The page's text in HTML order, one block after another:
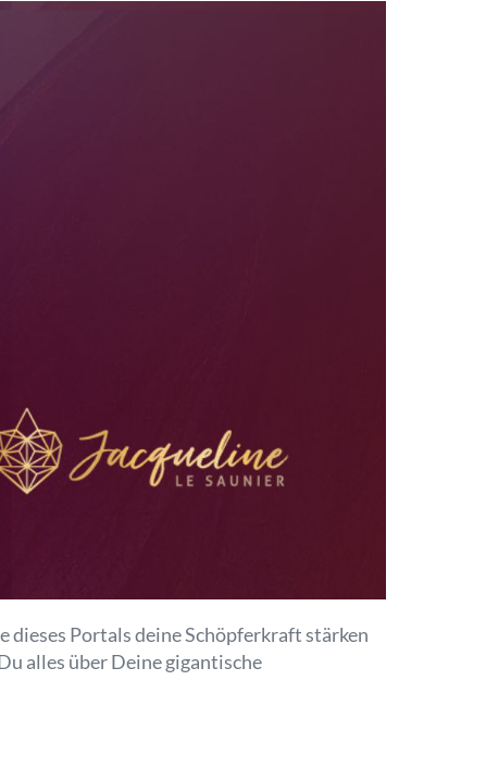
dieses Portals deine Schöpferkraft stärken
alles über Deine gigantische